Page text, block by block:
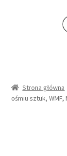
OBRAZY
Strona główna
ośmiu sztuk, WMF,